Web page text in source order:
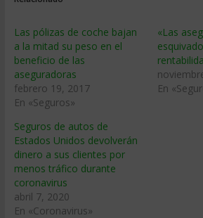
Las pólizas de coche bajan
a la mitad su peso en el
beneficio de las
aseguradoras
febrero 19, 2017
En «Seguros»
«Las
En
Seguros de autos de
Estados Unidos devolverán
dinero a sus clientes por
menos tráfico durante
coronavirus
abril 7, 2020
En «Coronavirus»